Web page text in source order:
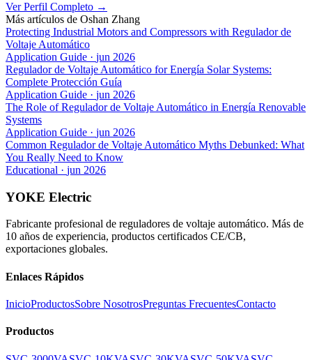
Ver Perfil Completo →
Más artículos de Oshan Zhang
Protecting Industrial Motors and Compressors with Regulador de
Voltaje Automático
Application Guide · jun 2026
Regulador de Voltaje Automático for Energía Solar Systems:
Complete Protección Guía
Application Guide · jun 2026
The Role of Regulador de Voltaje Automático in Energía Renovable
Systems
Application Guide · jun 2026
Common Regulador de Voltaje Automático Myths Debunked: What
You Really Need to Know
Educational · jun 2026
YOKE Electric
Fabricante profesional de reguladores de voltaje automático. Más de
10 años de experiencia, productos certificados CE/CB,
exportaciones globales.
Enlaces Rápidos
InicioProductosSobre NosotrosPreguntas FrecuentesContacto
Productos